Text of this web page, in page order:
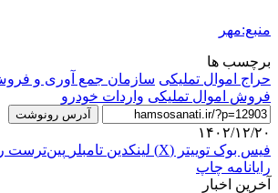
منبع:مهر
برچسب ها
حراج اموال تملیکی سازمان جمع آوری و
فروش اموال تملیکی واردات خودرو
آدرس رونوشت
۱۴۰۲/۱۲/۲۰
فیس بوک توییتر (X) لینکدین ‫تامبلر ‫پین‌ترست
رایانامه چاپ
آخرین اخبار